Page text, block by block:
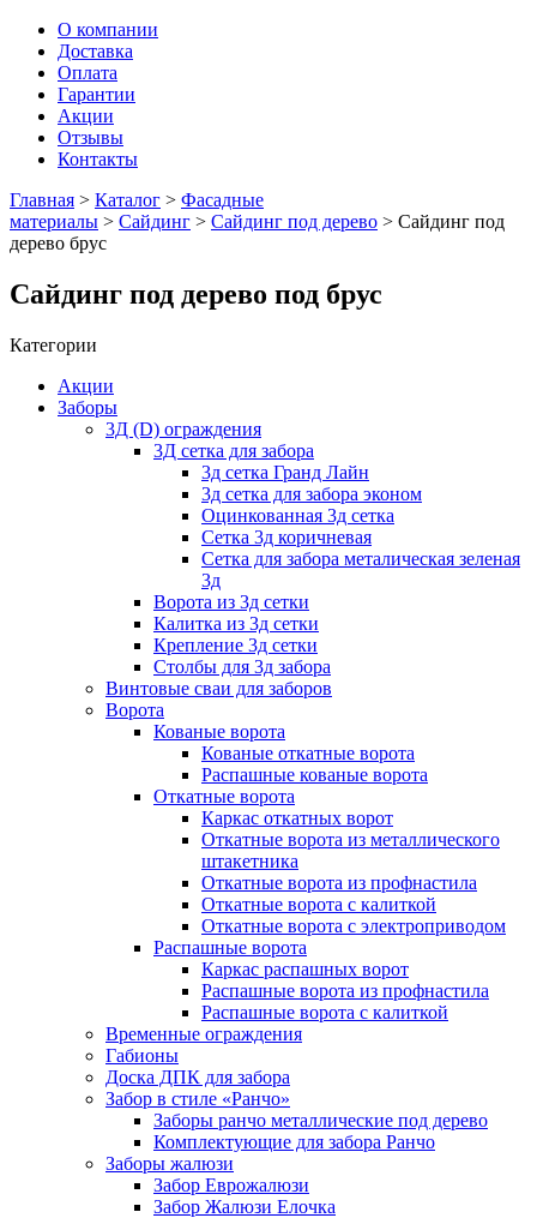
О компании
Доставка
Оплата
Гарантии
Акции
Отзывы
Контакты
Главная > Каталог > Фасадные
материалы > Сайдинг > Сайдинг под дерево > Сайдинг под
дерево брус
Сайдинг под дерево под брус
Категории
Акции
Заборы
3Д (D) ограждения
3Д сетка для забора
3д сетка Гранд Лайн
3д сетка для забора эконом
Оцинкованная 3д сетка
Сетка 3д коричневая
Сетка для забора металическая зеленая
3д
Ворота из 3д сетки
Калитка из 3д сетки
Крепление 3д сетки
Столбы для 3д забора
Винтовые сваи для заборов
Ворота
Кованые ворота
Кованые откатные ворота
Распашные кованые ворота
Откатные ворота
Каркас откатных ворот
Откатные ворота из металлического
штакетника
Откатные ворота из профнастила
Откатные ворота с калиткой
Откатные ворота с электроприводом
Распашные ворота
Каркас распашных ворот
Распашные ворота из профнастила
Распашные ворота с калиткой
Временные ограждения
Габионы
Доска ДПК для забора
Забор в стиле «Ранчо»
Заборы ранчо металлические под дерево
Комплектующие для забора Ранчо
Заборы жалюзи
Забор Еврожалюзи
Забор Жалюзи Елочка